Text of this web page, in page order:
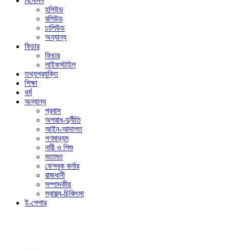
হলিউড
বলিউড
ঢালিউড
অন্যান্য
ফিচার
ফিচার
লাইফস্টাইল
তথ্যপ্রযুক্তি
শিক্ষা
ধর্ম
অন্যান্য
প্রবাস
অপরাধ-দুর্নীতি
আইন-আদালত
গণমাধ্যম
নারী ও শিশু
মতামত
ফেসবুক কর্নার
রাজধানী
সম্পাদকীয়
স্বাস্থ্য-চিকিৎসা
ই-পেপার